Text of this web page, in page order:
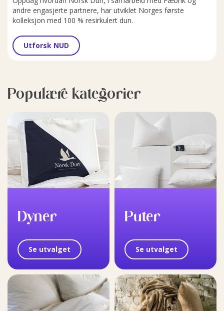
andre engasjerte partnere, har utviklet Norges første
kolleksjon med 100 % resirkulert dun.
Utforsk NUD
Populære kategorier
Dyner
Se utvalget
Puter
Se utvalget